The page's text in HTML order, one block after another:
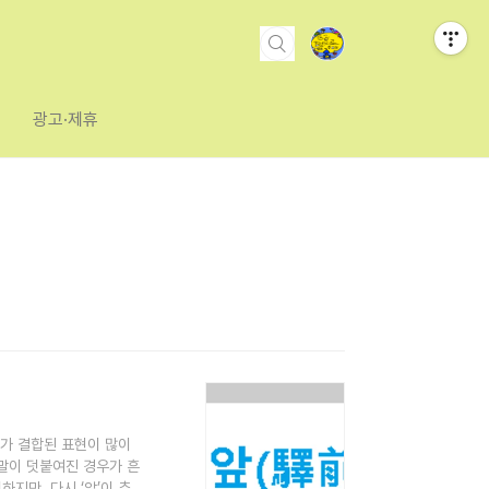
광고·제휴
결합된 표현이 많이
이 덧붙여진 경우가 흔